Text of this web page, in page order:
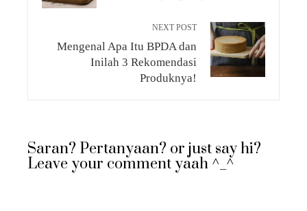
NEXT POST
Mengenal Apa Itu BPDA dan
Inilah 3 Rekomendasi
Produknya!
Saran? Pertanyaan? or just say hi?
Leave your comment yaah ^_^